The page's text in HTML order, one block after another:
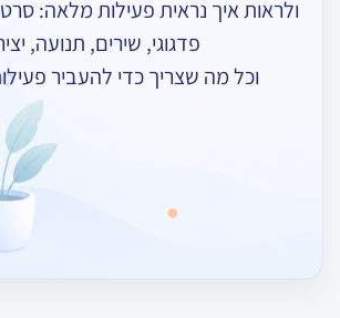
נראית פעילות מלאה: סרטון הדרכה, רעיון
פדגוגי, שירים, תנועה, יצירה
שצריך כדי להעביר פעילות בקלות.